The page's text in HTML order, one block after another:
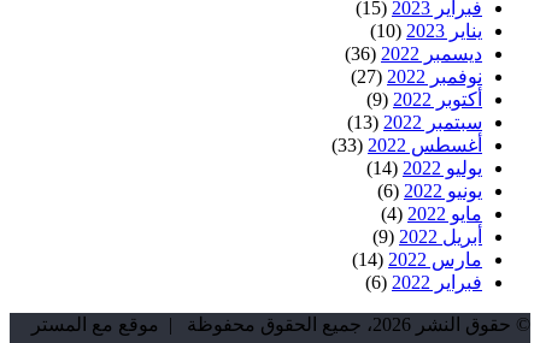
فبراير 2023
(15)
يناير 2023
(10)
ديسمبر 2022
(36)
نوفمبر 2022
(27)
أكتوبر 2022
(9)
سبتمبر 2022
(13)
أغسطس 2022
(33)
يوليو 2022
(14)
يونيو 2022
(6)
مايو 2022
(4)
أبريل 2022
(9)
مارس 2022
(14)
فبراير 2022
(6)
© حقوق النشر 2026، جميع الحقوق محفوظة | موقع مع المستر